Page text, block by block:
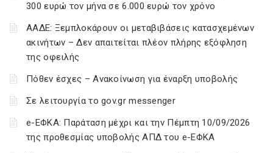
300 ευρώ τον μήνα σε 6.000 ευρώ τον χρόνο
ΑΑΔΕ: Ξεμπλοκάρουν οι μεταβιβάσεις κατασχεμένων
ακινήτων – Δεν απαιτείται πλέον πλήρης εξόφληση
της οφειλής
Πόθεν έσχες – Ανακοίνωση για έναρξη υποβολής
Σε λειτουργία το gov.gr messenger
e-ΕΦΚΑ: Παράταση μέχρι και την Πέμπτη 10/09/2026
της προθεσμίας υποβολής ΑΠΔ του e-ΕΦΚΑ